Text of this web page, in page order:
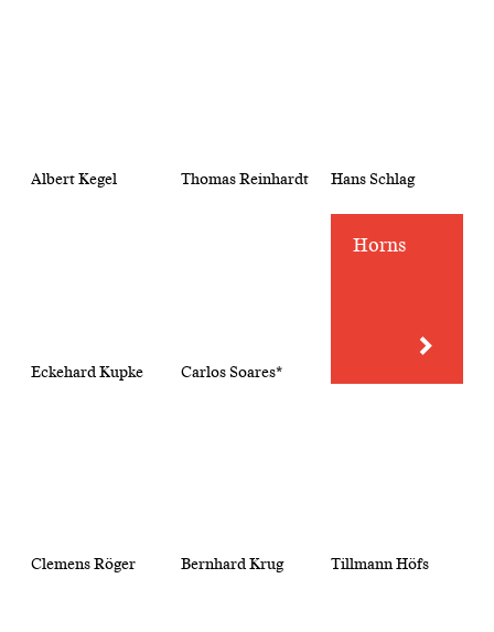
Albert Kegel Thomas Reinhardt Hans Schlag
Eckehard Kupke Carlos Soares*
Horns
Clemens Röger Bernhard Krug Tillmann Höfs